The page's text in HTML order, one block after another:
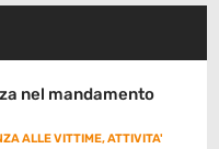
nel mandamento
ALLE VITTIME,ATTIVITA'